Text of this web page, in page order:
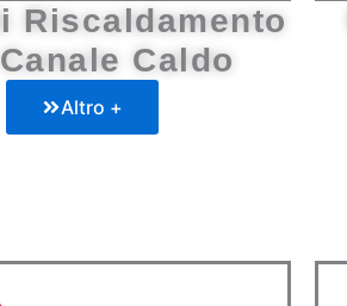
Riscaldamento
Caldo
Altro +